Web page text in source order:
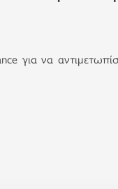
για να